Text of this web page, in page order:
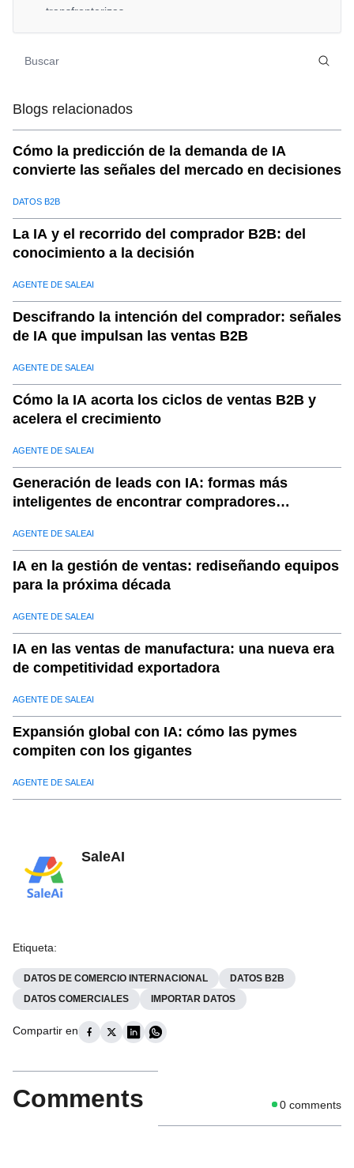
transfronterizas
05. Paso 5: Supervise y adapte en tiempo real
06. Conclusión: Toma tuVentas transfronterizasal siguiente
Blogs relacionados
Cómo la predicción de la demanda de IA
convierte las señales del mercado en decisiones
DATOS B2B
La IA y el recorrido del comprador B2B: del
conocimiento a la decisión
AGENTE DE SALEAI
Descifrando la intención del comprador: señales
de IA que impulsan las ventas B2B
AGENTE DE SALEAI
Cómo la IA acorta los ciclos de ventas B2B y
acelera el crecimiento
AGENTE DE SALEAI
Generación de leads con IA: formas más
inteligentes de encontrar compradores
AGENTE DE SALEAI
IA en la gestión de ventas: rediseñando equipos
para la próxima década
AGENTE DE SALEAI
IA en las ventas de manufactura: una nueva era
de competitividad exportadora
AGENTE DE SALEAI
Expansión global con IA: cómo las pymes
compiten con los gigantes
AGENTE DE SALEAI
SaleAI
Etiqueta:
DATOS DE COMERCIO INTERNACIONAL
DATOS B2B
DATOS COMERCIALES
IMPORTAR DATOS
Compartir en
Comments 0 comments